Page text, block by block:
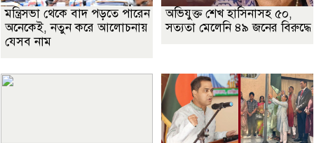
মন্ত্রিসভা থেকে বাদ পড়তে পারেন
অনেকেই, নতুন করে আলোচনায়
যেসব নাম
অভিযুক্ত শেখ হাসিনাসহ ৫০,
সত্যতা মেলেনি ৪৯ জনের বিরুদ্ধে